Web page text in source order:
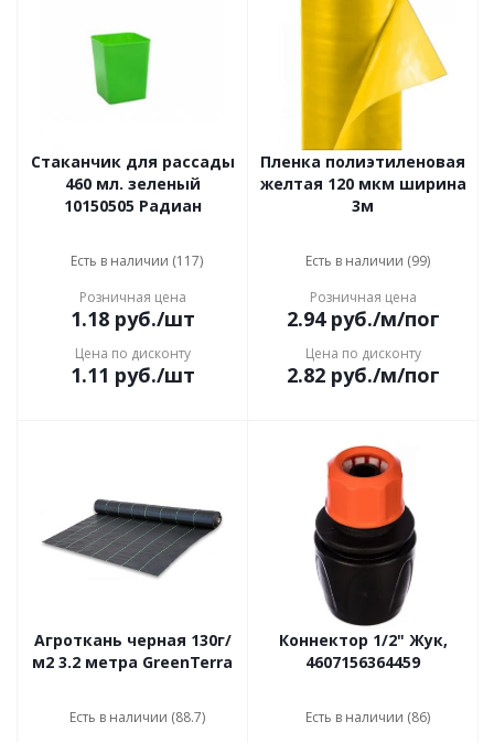
Стаканчик для рассады
460 мл. зеленый
10150505 Радиан
Есть в наличии (117)
Розничная цена
1.18руб./шт
Цена по дисконту
1.11 руб./шт
Пленка полиэтиленовая
желтая 120 мкм ширина
3м
Есть в наличии (99)
Розничная цена
2.94руб./м/пог
Цена по дисконту
2.82руб./м/пог
Агроткань черная 130г/
м2 3.2 метра GreenTerra
Есть в наличии (88.7)
Коннектор 1/2" Жук,
4607156364459
Есть в наличии (86)